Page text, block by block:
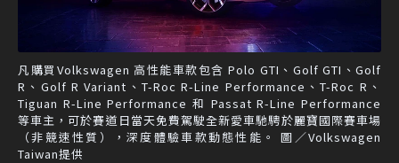
凡購買Volkswagen 高性能車款包含 Polo GTI、Golf GTI、Golf
R、Golf R Variant、T-Roc R-Line Performance、T-Roc R、
Tiguan R-Line Performance 和 Passat R-Line Performance
等車主，可於賽道日當天免費駕駛全新愛車馳騁於麗寶國際賽車場
（非競速性質），深度體驗車款動態性能。 圖／Volkswagen
Taiwan提供